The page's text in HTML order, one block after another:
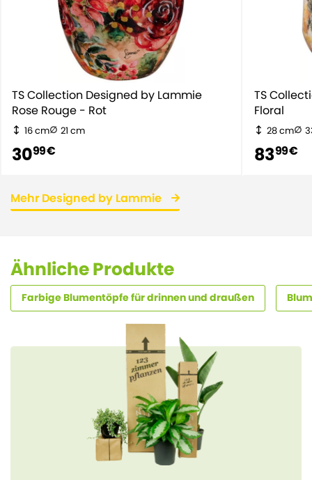
TS Collection Designed by Lammie
Rose Rouge - Rot
16 cm 21 cm
3099 €
TS
Floral
28 cm
8399 €
Mehr Designed by Lammie
Ähnliche Produkte
Farbige Blumentöpfe für drinnen und draußen